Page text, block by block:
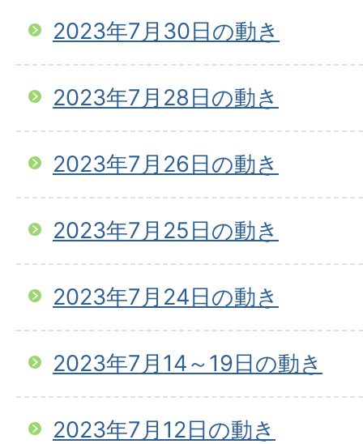
2023年7月30日の動き
2023年7月28日の動き
2023年7月26日の動き
2023年7月25日の動き
2023年7月24日の動き
2023年7月14～19日の動き
2023年7月12日の動き